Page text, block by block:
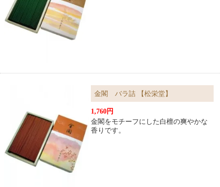
金閣 バラ詰 【松栄堂】
1,760円
金閣をモチーフにした白檀の爽やかな
香りです。